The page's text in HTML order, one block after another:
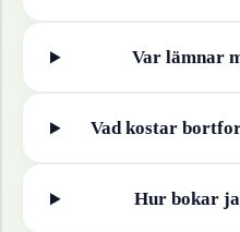
Var lämnar
Vad kostar
Hur bokar